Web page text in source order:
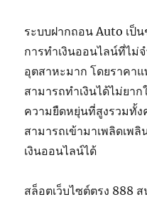
ระบบฝากถอน Auto เป็
การทำเงินออนไลน์ที่ไม่
อุตสาหะมาก โดยราคาแ
สามารถทำเงินได้ไม่ยา
ความยืดหยุ่นที่สูงรวมทั้ง
สามารถเข้ามาเพลิดเพ
เงินออนไลน์ได้
สล็อตเว็บไซต์ตรง 888